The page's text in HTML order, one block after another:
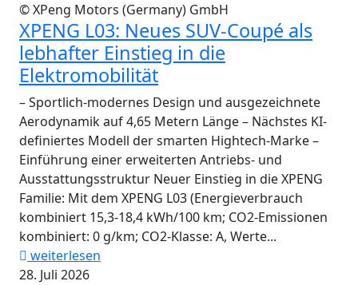
© XPeng Motors (Germany) GmbH
XPENG L03: Neues SUV-Coupé als
lebhafter Einstieg in die
Elektromobilität
– Sportlich-modernes Design und ausgezeichnete
Aerodynamik auf 4,65 Metern Länge – Nächstes KI-
definiertes Modell der smarten Hightech-Marke –
Einführung einer erweiterten Antriebs- und
Ausstattungsstruktur Neuer Einstieg in die XPENG
Familie: Mit dem XPENG L03 (Energieverbrauch
kombiniert 15,3-18,4 kWh/100 km; CO2-Emissionen
kombiniert: 0 g/km; CO2-Klasse: A, Werte...
weiterlesen
28. Juli 2026